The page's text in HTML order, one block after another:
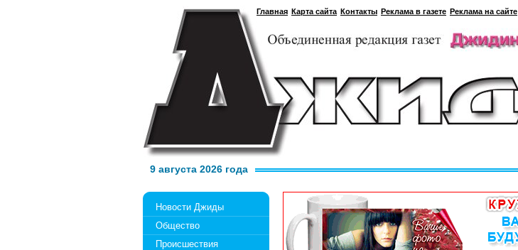
Главная Карта сайта Контакты Реклама в газете Реклама на сайте
9 августа 2026 года
Новости Джиды
Общество
Происшествия